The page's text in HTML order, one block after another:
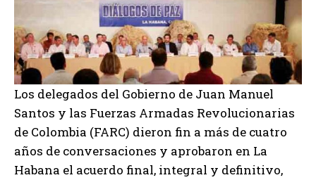
Los delegados del Gobierno de Juan Manuel
Santos y las Fuerzas Armadas Revolucionarias
de Colombia (FARC) dieron fin a más de cuatro
años de conversaciones y aprobaron en La
Habana el acuerdo final, integral y definitivo,